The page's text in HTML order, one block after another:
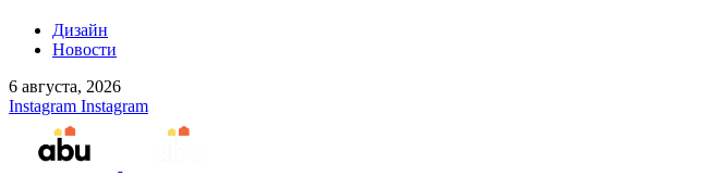
Дизайн
Новости
6 августа, 2026
Instagram Instagram